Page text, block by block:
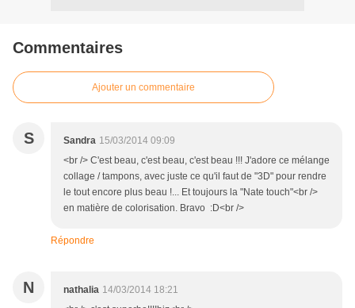
Commentaires
Ajouter un commentaire
S Sandra 15/03/2014 09:09
<br /> C'est beau, c'est beau, c'est beau !!! J'adore ce mélange
collage / tampons, avec juste ce qu'il faut de "3D" pour rendre
le tout encore plus beau !... Et toujours la "Nate touch"<br />
en matière de colorisation. Bravo :D<br />
Répondre
N nathalia 14/03/2014 18:21